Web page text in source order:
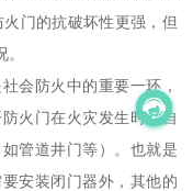
门的抗破坏性更强，但
会防火中的重要一环，
火门在火灾发生时能自
管道井门等）。也就是
安装闭门器外，其他的